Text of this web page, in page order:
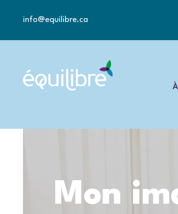
info@equilibre.ca
Mon